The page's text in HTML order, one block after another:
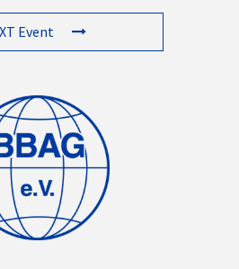
Event